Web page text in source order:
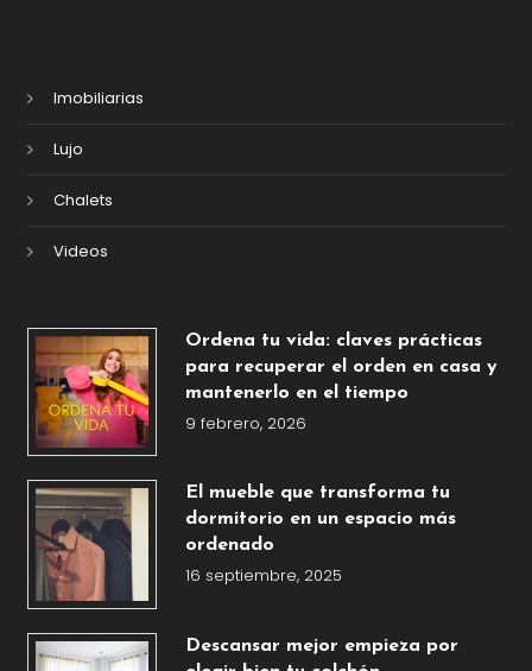
Imobiliarias
Lujo
Chalets
Videos
Ordena tu vida: claves prácticas
para recuperar el orden en casa y
mantenerlo en el tiempo
9 febrero, 2026
El mueble que transforma tu
dormitorio en un espacio más
ordenado
16 septiembre, 2025
Descansar mejor empieza por